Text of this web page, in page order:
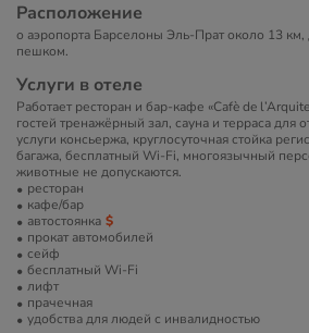
Расположение
о аэропорта Барселоны Эль-Прат около 13 км,
пешком.
Услуги в отеле
Работает ресторан и бар-кафе «Cafè de
гостей тренажёрный зал, сауна и терраса для
услуги консьержа, круглосуточная стойка
багажа, бесплатный Wi-Fi, многоязычный
животные не допускаются.
ресторан
кафе/бар
автостоянка
прокат автомобилей
сейф
бесплатный Wi-Fi
лифт
прачечная
удобства для людей с инвалидностью